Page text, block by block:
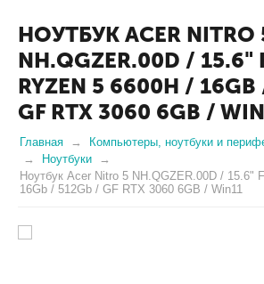
НОУТБУК ACER NITRO
NH.QGZER.00D / 15.6"
RYZEN 5 6600H /
GF RTX 3060 6GB /
Главная Компьютеры, ноутбуки и
Ноутбуки
Ноутбук Acer Nitro 5 NH.QGZER.00D / 15.6"
16Gb / 512Gb / GF RTX 3060 6GB / Win11